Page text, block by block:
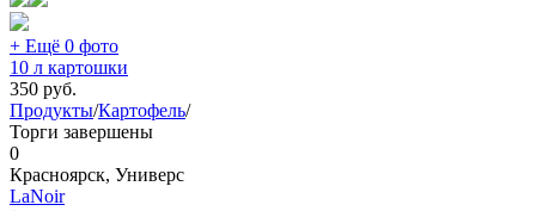
+ Ещё 0 фото
10 л картошки
350 руб.
Продукты/Картофель/
Торги завершены
0
Красноярск, Универс
LaNoir